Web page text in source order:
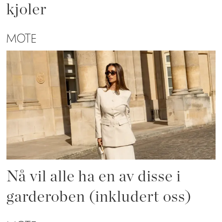
kjoler
MOTE
Nå vil alle ha en av disse i
garderoben (inkludert oss)